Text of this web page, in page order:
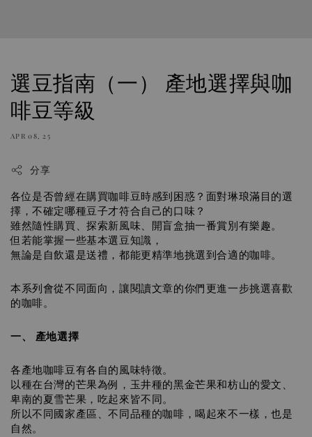
選豆指南（一） 產地選擇與咖
啡豆等級
APR 08, 25
分享
各位是否曾經在購買咖啡豆時感到困惑？面對琳琅滿目的選
擇，不確定哪種豆子才符合自己的口味？
雖然隨性購買、探索新風味、開盲盒抽一番賞別有樂趣。
但若能掌握一些基本選豆知識，
無論是自飲還是送禮，都能更精準地挑選到合適的咖啡。
本系列會從不同面向，讓閱讀文章的你們更進一步挑選喜歡
的咖啡。
一、 產地選擇
各產地咖啡豆有各自的風味特徵。
以種在台灣的芒果為例，玉井種的黑金芒果和枋山的愛文、
卑南的夏雪芒果，吃起來皆不同。
所以不同國家產區、不同品種的咖啡，喝起來不一樣，也是
自然。